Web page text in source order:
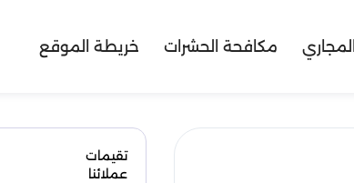
مكافحة الحشرات خريطة الموقع
تقيمات
عملائنا